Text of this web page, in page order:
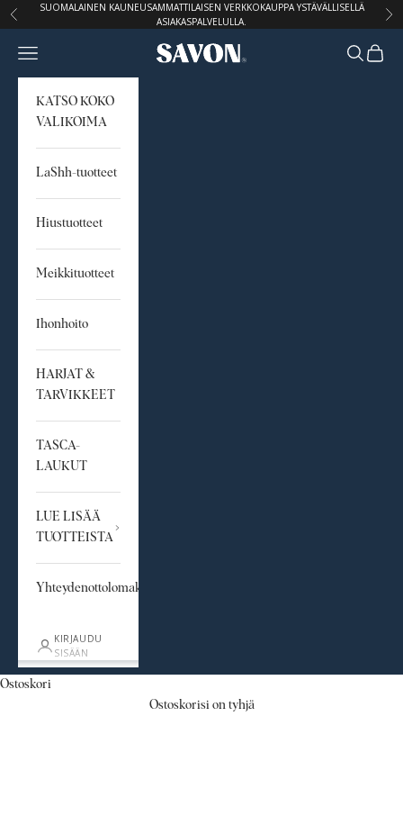
Siirry sisältöön
Edellinen
SUOMALAINEN KAUNEUSAMMATTILAISEN VERKKOKAUPPA YSTÄVÄLLISELLÄ
ASIAKASPALVELULLA.
STUDIO SAVON
Avaa navigointivalikko AvaaAvaa
KATSO KOKO
VALIKOIMA
LaShh-tuotteet
Hiustuotteet
Meikkituotteet
Ihonhoito
HARJAT &
TARVIKKEET
TASCA-
LAUKUT
LUE LISÄÄ
TUOTTEISTA
Yhteydenottolomake
KIRJAUDU
SISÄÄN
Ostoskori
Ostoskorisi on tyhjä
Kaikki tuotteet